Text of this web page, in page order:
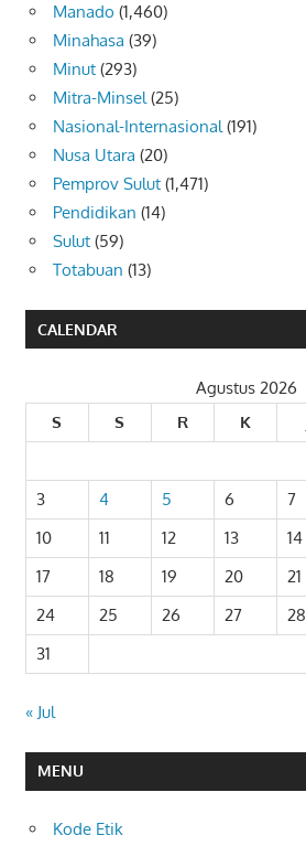
Manado (1,460)
Minahasa (39)
Minut (293)
Mitra-Minsel(25)
Nasional-Internasional(191)
Nusa Utara (20)
Pemprov Sulut (1,471)
Pendidikan (14)
Sulut (59)
Totabuan (13)
CALENDAR
Agustus 2026
S
S R K
3
4 5 6 7
10
11 12 13 14
17
18 19 20 21
24
25 26 27 28
31
« Jul
MENU
Kode Etik